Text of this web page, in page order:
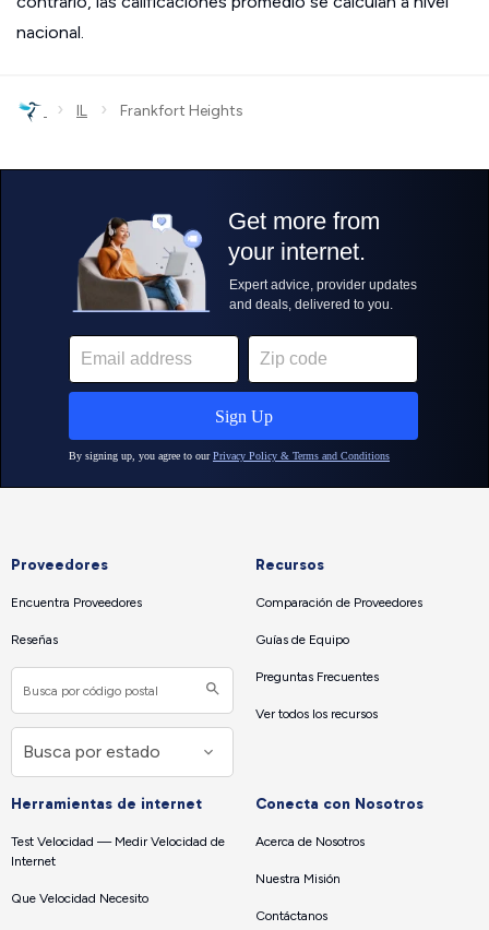
nacional.
› IL › Frankfort Heights
Proveedores
Encuentra Proveedores
Reseñas
Recursos
Comparación de Proveedores
Guías de Equipo
Preguntas Frecuentes
Ver todos los recursos
Herramientas de internet
Test Velocidad — Medir Velocidad de
Internet
Que Velocidad Necesito
Conecta con Nosotros
Acerca de Nosotros
Nuestra Misión
Contáctanos